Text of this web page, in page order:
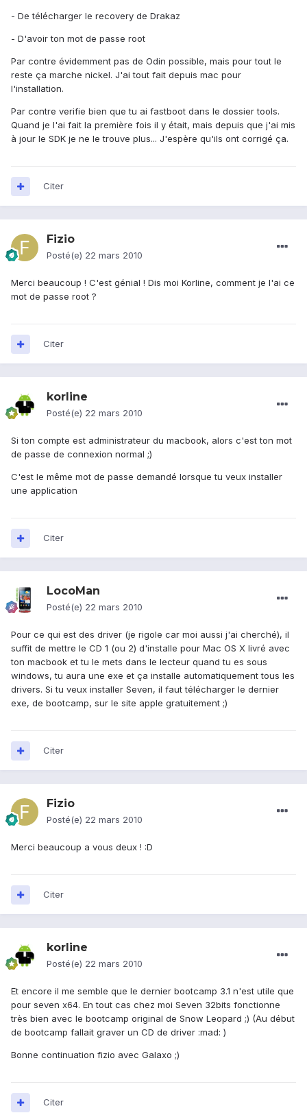
- De télécharger le recovery de Drakaz
- D'avoir ton mot de passe root
Par contre évidemment pas de Odin possible, mais pour tout le
reste ça marche nickel. J'ai tout fait depuis mac pour
l'installation.
Par contre verifie bien que tu ai fastboot dans le dossier tools.
Quand je l'ai fait la première fois il y était, mais depuis que j'ai mis
à jour le SDK je ne le trouve plus... J'espère qu'ils ont corrigé ça.
Citer
Fizio
Posté(e) 22 mars 2010
Merci beaucoup ! C'est génial ! Dis moi Korline, comment je l'ai ce
mot de passe root ?
Citer
korline
Posté(e) 22 mars 2010
Si ton compte est administrateur du macbook, alors c'est ton mot
de passe de connexion normal ;)
C'est le même mot de passe demandé lorsque tu veux installer
une application
Citer
LocoMan
Posté(e) 22 mars 2010
Pour ce qui est des driver (je rigole car moi aussi j'ai cherché), il
suffit de mettre le CD 1 (ou 2) d'installe pour Mac OS X livré avec
ton macbook et tu le mets dans le lecteur quand tu es sous
windows, tu aura une exe et ça installe automatiquement tous les
drivers. Si tu veux installer Seven, il faut télécharger le dernier
exe, de bootcamp, sur le site apple gratuitement ;)
Citer
Fizio
Posté(e) 22 mars 2010
Merci beaucoup a vous deux ! :D
Citer
korline
Posté(e) 22 mars 2010
Et encore il me semble que le dernier bootcamp 3.1 n'est utile que
pour seven x64. En tout cas chez moi Seven 32bits fonctionne
très bien avec le bootcamp original de Snow Leopard ;) (Au début
de bootcamp fallait graver un CD de driver :mad: )
Bonne continuation fizio avec Galaxo ;)
Citer